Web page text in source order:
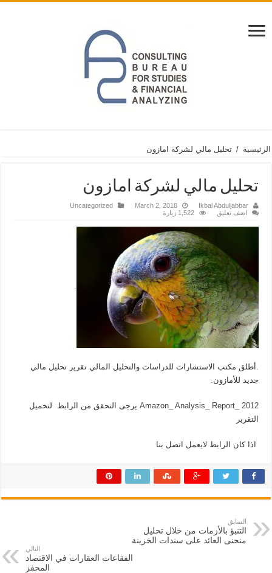
الرئيسية / تحليل مالي لشركة امازون
تحليل مالي لشركة امازون
Ikbal Abduljabbar
March 2, 2018
Uncategorized
اضف تعليق
1,522 زيارة
.
.أطلق مكتب الاستشارات للدراسات والتحليل المالي تقرير تحليل مالي
جديد للأمازون.
Amazon_ Analysis_ Report_ 2012 يرجى التحقق من الرابط لتحميل
التقرير
اذا كان الرابط لايعمل اتصل بنا
السابق
التنبؤ بالأزمات من خلال تحليل
منحنى العائد على سندات الخزينة
التالي
الفقاعات العقارات في الاقتصاد
المحفز